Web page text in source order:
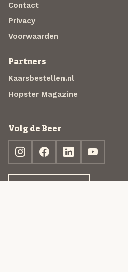
Contact
Privacy
Voorwaarden
Partners
Kaarsbestellen.nl
Hopster Magazine
Volg de Beer